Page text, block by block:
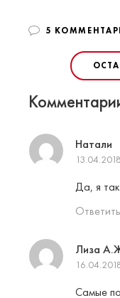
5
Натали
Да, я
Ответить
Лиза
Самые